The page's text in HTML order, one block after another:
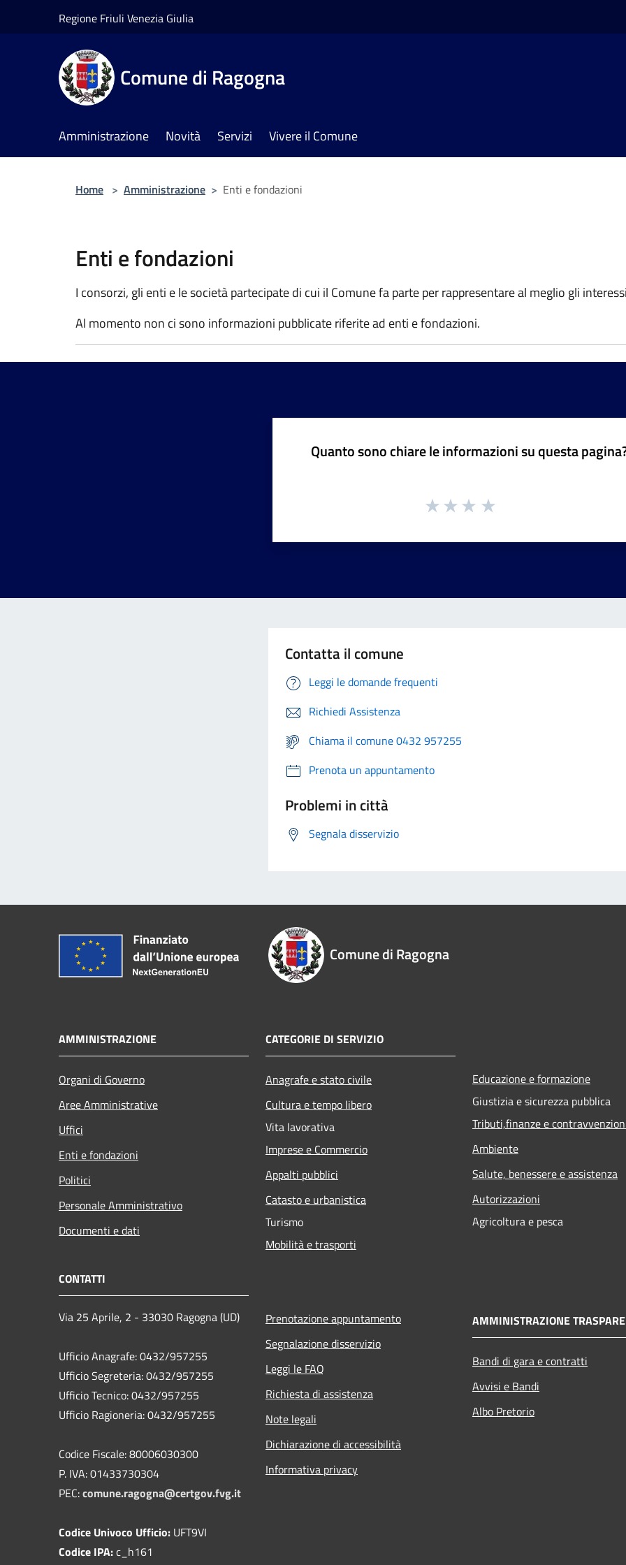
Regione Friuli Venezia Giulia
Comune di Ragogna
Amministrazione Novità Servizi Vivere il Comune
Home > Amministrazione > Enti e fondazioni
Enti e fondazioni
I consorzi, gli enti e le società partecipate di cui il Comune fa parte per rappresentare al meglio gli
Al momento non ci sono informazioni pubblicate riferite ad enti e fondazioni.
Quanto sono chiare le informazioni su questa
Contatta il comune
Leggi le domande frequenti
Richiedi Assistenza
Chiama il comune 0432 957255
Prenota un appuntamento
Problemi in città
Segnala disservizio
Comune di Ragogna
AMMINISTRAZIONE
Organi di Governo
Aree Amministrative
Uffici
Enti e fondazioni
Politici
Personale Amministrativo
Documenti e dati
CATEGORIE DI SERVIZIO
Anagrafe e stato civile
Cultura e tempo libero
Vita lavorativa
Imprese e Commercio
Appalti pubblici
Catasto e urbanistica
Turismo
Mobilità e trasporti
Educazione e formazione
Giustizia e sicurezza pubblica
Tributi,finanze e
Ambiente
Salute, benessere e assistenza
Autorizzazioni
Agricoltura e pesca
CONTATTI
Via 25 Aprile, 2 - 33030 Ragogna (UD)
Ufficio Anagrafe: 0432/957255
Ufficio Segreteria: 0432/957255
Ufficio Tecnico: 0432/957255
Ufficio Ragioneria: 0432/957255
Codice Fiscale: 80006030300
P. IVA: 01433730304
PEC:comune.ragogna@certgov.fvg.it
Codice Univoco Ufficio: UFT9VI
Codice IPA:c_h161
Prenotazione appuntamento
Segnalazione disservizio
Leggi le FAQ
Richiesta di assistenza
Note legali
Dichiarazione di accessibilità
Informativa privacy
AMMINISTRAZIONE
Bandi di gara e contratti
Avvisi e Bandi
Albo Pretorio